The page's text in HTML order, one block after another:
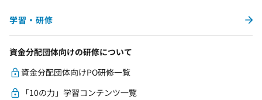
学習・研修
資金分配団体向けの研修について
資金分配団体向けPO研修一覧
「10の力」学習コンテンツ一覧